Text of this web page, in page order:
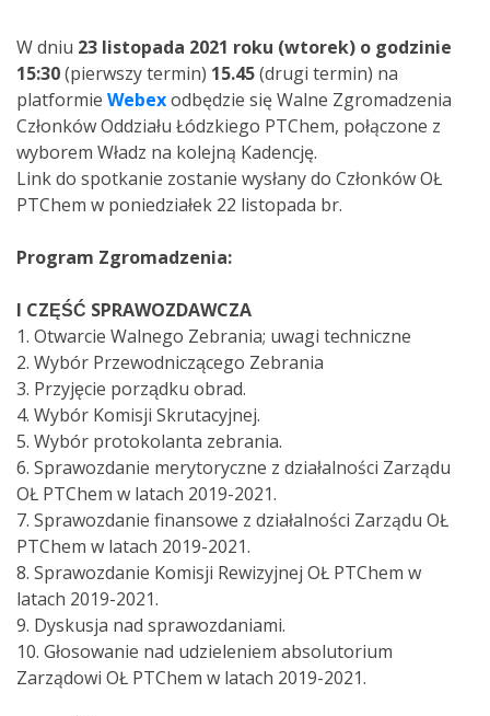
W dniu 23 listopada 2021 roku (wtorek) o godzinie
15:30(pierwszy termin) 15.45(drugi termin) na
platformie Webexodbędzie się Walne Zgromadzenia
Członków Oddziału Łódzkiego PTChem, połączone z
wyborem Władz na kolejną Kadencję.
Link do spotkanie zostanie wysłany do Członków OŁ
PTChem w poniedziałek 22 listopada br.
Program Zgromadzenia:
I CZĘŚĆ SPRAWOZDAWCZA
1. Otwarcie Walnego Zebrania; uwagi techniczne
2. Wybór Przewodniczącego Zebrania
3. Przyjęcie porządku obrad.
4. Wybór Komisji Skrutacyjnej.
5. Wybór protokolanta zebrania.
6. Sprawozdanie merytoryczne z działalności Zarządu
OŁ PTChem w latach 2019-2021.
7. Sprawozdanie finansowe z działalności Zarządu OŁ
PTChem w latach 2019-2021.
8. Sprawozdanie Komisji Rewizyjnej OŁ PTChem w
latach 2019-2021.
9. Dyskusja nad sprawozdaniami.
10. Głosowanie nad udzieleniem absolutorium
Zarządowi OŁ PTChem w latach 2019-2021.